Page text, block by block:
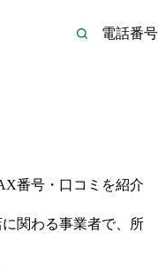
番号・口コミを紹介
に関わる事業者で、所